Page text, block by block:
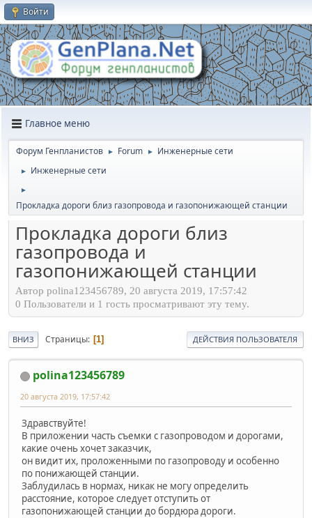
Войти
Главное меню
Форум Генпланистов ► Forum ► Инженерные сети
► Инженерные сети
►
Прокладка дороги близ газопровода и газопонижающей станции
Прокладка дороги близ
газопровода и
газопонижающей станции
Автор polina123456789, 20 августа 2019, 17:57:42
0 Пользователи и 1 гость просматривают эту тему.
ВНИЗ Страницы 1 ДЕЙСТВИЯ ПОЛЬЗОВАТЕЛЯ
polina123456789
20 августа 2019, 17:57:42
Здравствуйте!
В приложении часть съемки с газопроводом и дорогами,
какие очень хочет заказчик,
он видит их, проложенными по газопроводу и особенно
по понижающей станции.
Заблудилась в нормах, никак не могу определить
расстояние, которое следует отступить от
газопонижающей станции до бордюра дороги.